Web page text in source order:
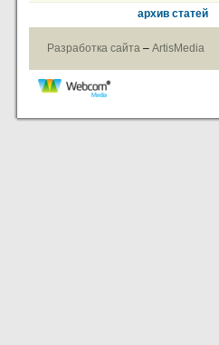
архив статей
Разработка сайта – ArtisMedia